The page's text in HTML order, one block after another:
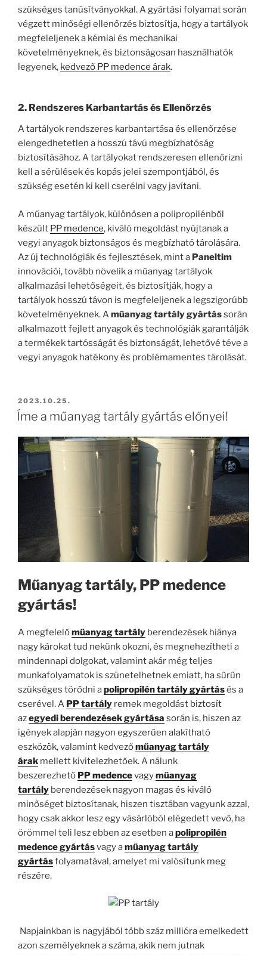
szükséges tanúsítványokkal. A gyártási folyamat során
végzett minőségi ellenőrzés biztosítja, hogy a tartályok
megfeleljenek a kémiai és mechanikai
követelményeknek, és biztonságosan használhatók
legyenek, kedvező PP medence árak.
2. Rendszeres Karbantartás és Ellenőrzés
A tartályok rendszeres karbantartása és ellenőrzése
elengedhetetlen a hosszú távú megbízhatóság
biztosításához. A tartályokat rendszeresen ellenőrizni
kell a sérülések és kopás jelei szempontjából, és
szükség esetén ki kell cserélni vagy javítani.
A műanyag tartályok, különösen a polipropilénből
készült PP medence, kiváló megoldást nyújtanak a
vegyi anyagok biztonságos és megbízható tárolására.
Az új technológiák és fejlesztések, mint a Paneltim
innovációi, tovább növelik a műanyag tartályok
alkalmazási lehetőségeit, és biztosítják, hogy a
tartályok hosszú távon is megfeleljenek a legszigorúbb
követelményeknek. Aműanyag tartály gyártássorán
alkalmazott fejlett anyagok és technológiák garantálják
a termékek tartósságát és biztonságát, lehetővé téve a
vegyi anyagok hatékony és problémamentes tárolását.
BEKÜLDVE:
2023.10.25.
Íme a műanyag tartály gyártás előnyei!
Műanyag tartály, PP medence
gyártás!
A megfelelőműanyag tartály berendezések hiánya
nagy károkat tud nekünk okozni, és megnehezítheti a
mindennapi dolgokat, valamint akár még teljes
munkafolyamatok is szünetelhetnek emiatt, ha sűrűn
szükséges törődni apolipropilén tartály gyártásés a
cserével. A PP tartály remek megoldást biztosít
azegyedi berendezések gyártása során is, hiszen az
igények alapján nagyon egyszerűen alakítható
eszközök, valamint kedvezőműanyag tartály
árak mellett kivitelezhetőek. A nálunk
beszerezhető PP medencevagyműanyag
tartály berendezések nagyon magas és kiváló
minőséget biztosítanak, hiszen tisztában vagyunk azzal,
hogy csak akkor lesz egy vásárlóból elégedett vevő, ha
örömmel teli lesz ebben az esetben apolipropilén
medence gyártásvagy aműanyag tartály
gyártásfolyamatával, amelyet mi valósítunk meg
részére.
Napjainkban is nagyjából több száz millióra emelkedett
azon személyeknek a száma, akik nem jutnak